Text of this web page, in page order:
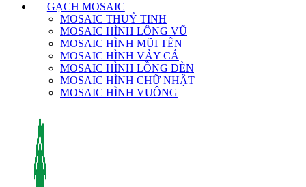
GẠCH MOSAIC
MOSAIC THUỶ TINH
MOSAIC HÌNH LÔNG VŨ
MOSAIC HÌNH MŨI TÊN
MOSAIC HÌNH VẢY CÁ
MOSAIC HÌNH LỒNG ĐÈN
MOSAIC HÌNH CHỮ NHẬT
MOSAIC HÌNH VUÔNG